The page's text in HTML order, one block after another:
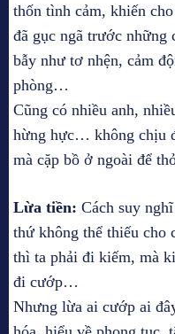
thốn tình cảm, khiến
đã gục ngã trước những
bẫy như tơ nhện, cảm
phòng…
Cũng có nhiều anh,
hừng hực… không chịu
mà cặp bồ ở ngoài để
Lừa tiền: Cách suy
thứ không thể thiếu cho
thì ta phải đi kiếm, mà
đi cướp…
Nhưng lừa ai cướp ai